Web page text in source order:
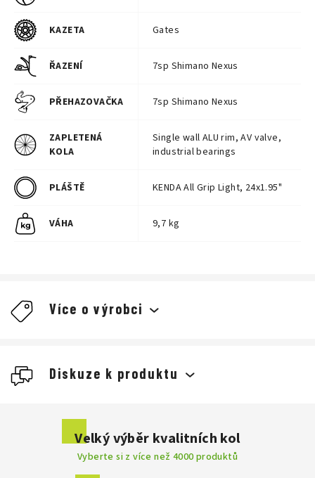
KAZETA Gates
ŘAZENÍ 7sp Shimano Nexus
PŘEHAZOVAČKA 7sp Shimano Nexus
ZAPLETENÁ
KOLA
Single wall ALU rim, AV valve,
industrial bearings
PLÁŠTĚ KENDA All Grip Light, 24x1.95"
VÁHA 9,7 kg
Diskuze k produktu
Přidat komentář
Více o výrobci
Velký výběr kvalitních kol
Vyberte si z více než 4000 produktů